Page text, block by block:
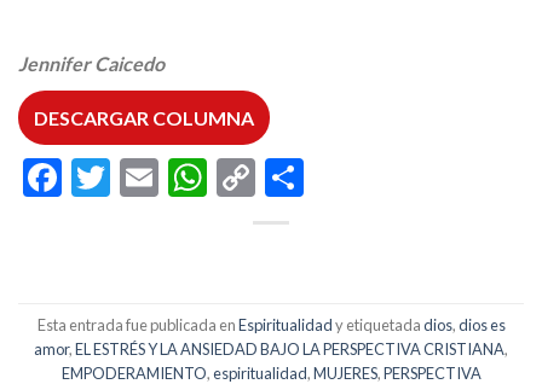
Jennifer Caicedo
DESCARGAR COLUMNA
Facebook
Twitter
EmailWhatsApp
Copy
Link
Esta entrada fue publicada enEspiritualidady etiquetadadios,dios es
amor,EL ESTRÉS Y LA ANSIEDAD BAJO LA PERSPECTIVA CRISTIANA,
EMPODERAMIENTO,espiritualidad,MUJERES,PERSPECTIVA